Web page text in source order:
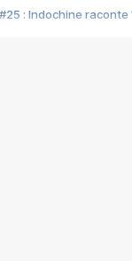
#25 : Indochine